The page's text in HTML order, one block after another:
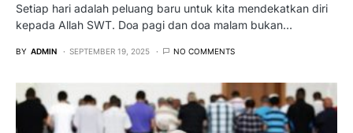
Setiap hari adalah peluang baru untuk kita mendekatkan diri
kepada Allah SWT. Doa pagi dan doa malam bukan…
BY ADMIN SEPTEMBER 19, 2025 NO COMMENTS